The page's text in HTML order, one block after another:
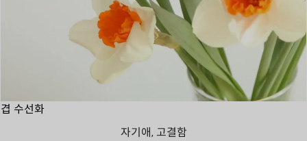
겹 수선화
자기애, 고결함